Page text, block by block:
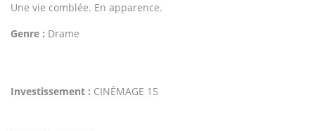
Une vie comblée. En apparence.
Genre : Drame
Investissement : CINÉMAGE 15